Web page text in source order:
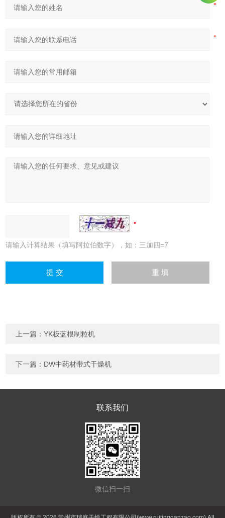
请输入计算结果（填写阿拉伯数字），如：三加四=7
上一篇：YK板蓝根制粒机
下一篇： DW中药材带式干燥机
联系我们
微信扫一扫